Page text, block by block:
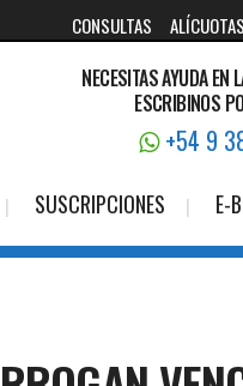
CONSULTAS
NECESITAS AYUDA EN
ESCRIBINOS
+54 9
SUSCRIPCIONES E-